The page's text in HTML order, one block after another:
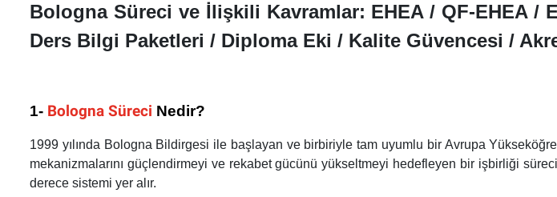
kullanıcılara
basın;
erişilebilirlik
menüsünü
Bologna Süreci ve İlişkili Kavramlar: EHEA / QF-EHEA /
Ders Bilgi Paketleri / Diploma Eki / Kalite Güvencesi /
1- Bologna Süreci Nedir?
1999 yılında Bologna Bildirgesi ile başlayan ve birbiriyle tam uyumlu bir Avrupa
mekanizmalarını güçlendirmeyi ve rekabet gücünü yükseltmeyi hedefleyen bir işbirliği
derece sistemi yer alır.